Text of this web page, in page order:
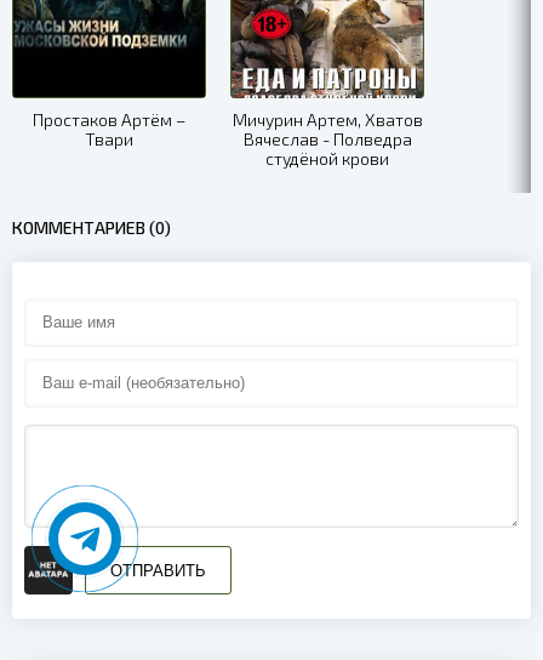
Простаков Артём –
Твари
Мичурин Артем, Хватов
Вячеслав - Полведра
студёной крови
КОММЕНТАРИЕВ (0)
ОТПРАВИТЬ